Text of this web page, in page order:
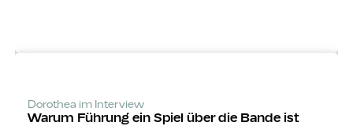
Dorothea im Interview
Warum Führung ein Spiel über die Bande ist